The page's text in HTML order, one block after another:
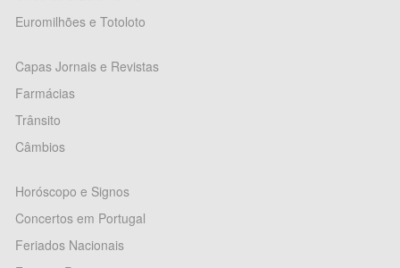
Euromilhões e Totoloto
Capas Jornais e Revistas
Farmácias
Trânsito
Câmbios
Horóscopo e Signos
Concertos em Portugal
Feriados Nacionais